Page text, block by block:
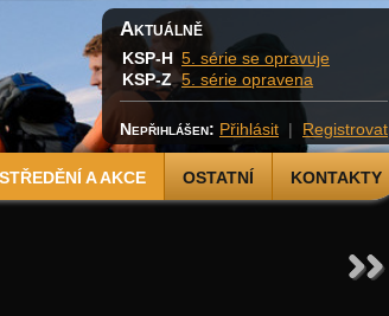
A AKCE OSTATNÍ KONTAKTY
Aktuálně
KSP-H 5. série se opravuje
KSP-Z 5. série opravena
Nepřihlášen: Přihlásit | Registrovat